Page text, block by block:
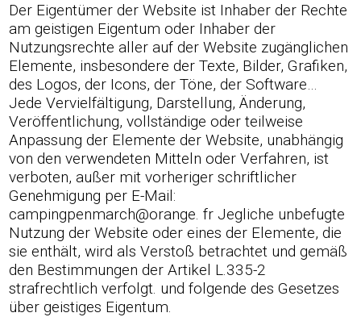
Der Eigentümer der Website ist Inhaber der Rechte
am geistigen Eigentum oder Inhaber der
Nutzungsrechte aller auf der Website zugänglichen
Elemente, insbesondere der Texte, Bilder, Grafiken,
des Logos, der Icons, der Töne, der Software…
Jede Vervielfältigung, Darstellung, Änderung,
Veröffentlichung, vollständige oder teilweise
Anpassung der Elemente der Website, unabhängig
von den verwendeten Mitteln oder Verfahren, ist
verboten, außer mit vorheriger schriftlicher
Genehmigung per E-Mail:
campingpenmarch@orange. fr Jegliche unbefugte
Nutzung der Website oder eines der Elemente, die
sie enthält, wird als Verstoß betrachtet und gemäß
den Bestimmungen der Artikel L.335-2
strafrechtlich verfolgt. und folgende des Gesetzes
über geistiges Eigentum.